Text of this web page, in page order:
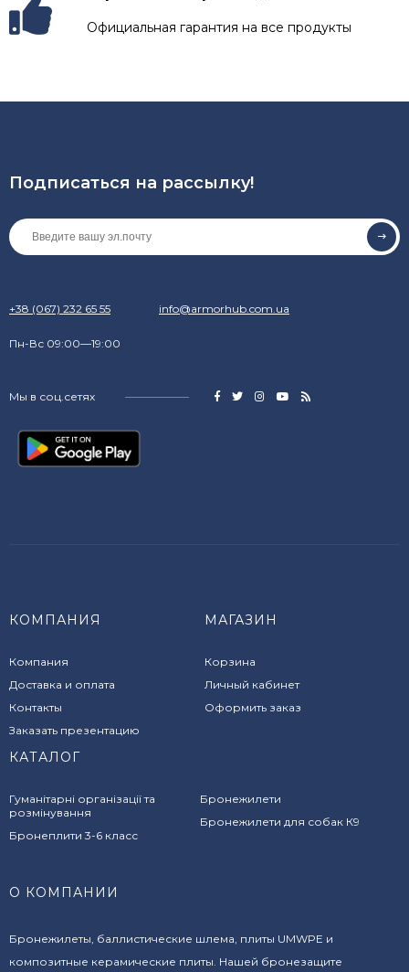
Официальная гарантия на все продукты
Подписаться на рассылкy!
+38 (067) 232 65 55 info@armorhub.com.ua
Пн-Вс 09:00—19:00
Мы в соц.сетях
КОМПАНИЯ
Компания
Доставка и оплата
Контакты
Заказать презентацию
МАГАЗИН
Корзина
Личный кабинет
Оформить заказ
КАТАЛОГ
Гуманітарні організації та
розмінування
Бронеплити 3-6 класс
Бронежилети
Бронежилети для собак К9
О КОМПАНИИ
Бронежилеты, баллистические шлема, плиты UMWPE и
композитные керамические плиты. Нашей бронезащите